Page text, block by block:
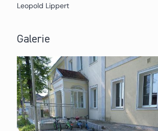
Leopold Lippert
Galerie